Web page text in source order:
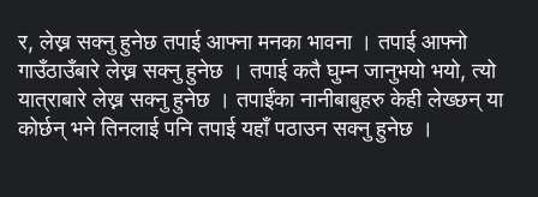
र, लेख्न सक्नु हुनेछ तपाई आफ्ना मनका भावना । तपाई आफ्नो
गाउँठाउँबारे लेख्न सक्नु हुनेछ । तपाई कतै घुम्न जानुभयो भयो, त्यो
यात्राबारे लेख्न सक्नु हुनेछ । तपाईंका नानीबाबुहरु केही लेख्छन् या
कोर्छन् भने तिनलाई पनि तपाई यहाँ पठाउन सक्नु हुनेछ ।